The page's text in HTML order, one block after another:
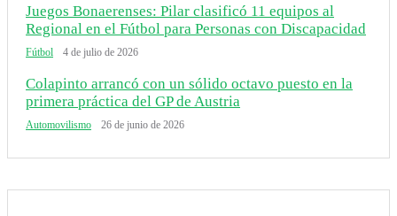
Juegos Bonaerenses: Pilar clasificó 11 equipos al
Regional en el Fútbol para Personas con Discapacidad
Fútbol 4 de julio de 2026
Colapinto arrancó con un sólido octavo puesto en la
primera práctica del GP de Austria
Automovilismo 26 de junio de 2026